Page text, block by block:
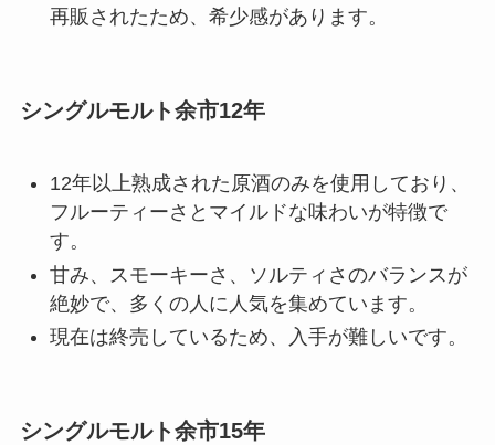
再販されたため、希少感があります。
シングルモルト余市12年
12年以上熟成された原酒のみを使用しており、
フルーティーさとマイルドな味わいが特徴で
す。
甘み、スモーキーさ、ソルティさのバランスが
絶妙で、多くの人に人気を集めています。
現在は終売しているため、入手が難しいです。
シングルモルト余市15年